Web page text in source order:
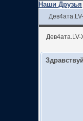
Наши Друзья